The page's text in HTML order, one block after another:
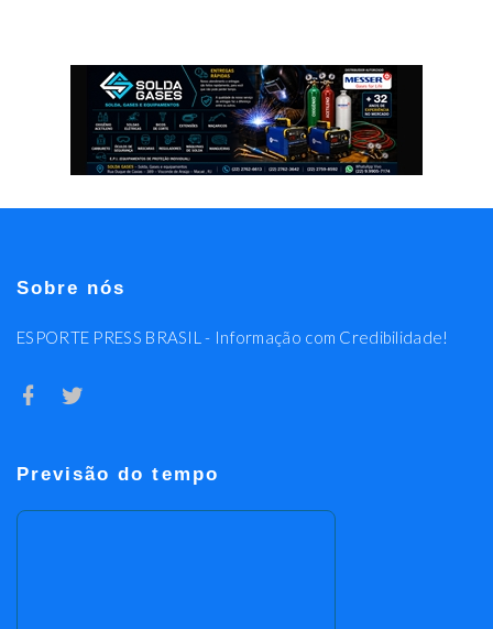
Sobre nós
ESPORTE PRESS BRASIL - Informação com Credibilidade!
Previsão do tempo